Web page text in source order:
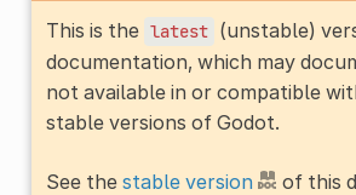
This is the latest (unstable)
documentation, which may
not available in or compatible
stable versions of Godot.
See the stable version
of this